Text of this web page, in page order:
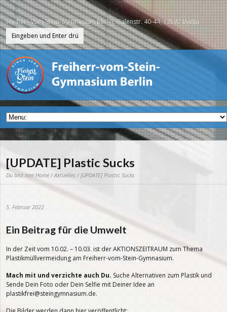
Freiherr-vom-Stein-Gymnasium Berlin, Galenstr. 40-44, 13597 Berlin
[UPDATE] Plastic Sucks
Du bist hier:Home/Aktuelles / [UPDATE] Plastic Sucks
5. Februar 2022
Ein Beitrag für die Umwelt
In der Zeit vom 10.02. – 10.03. ist der AKTIONSZEITRAUM zum Thema
Plastikmüllvermeidung am Freiherr-vom-Stein-Gymnasium.
Mach mit und verzichte auch Du. Suche Alternativen zum Plastik und
Sende Dein Foto oder Dein Selfie mit Deiner Idee an
plastikfrei@steingymnasium.de.